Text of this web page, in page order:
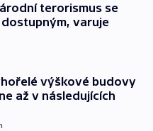
terorismus se
varuje
výškové budovy
až v následujících